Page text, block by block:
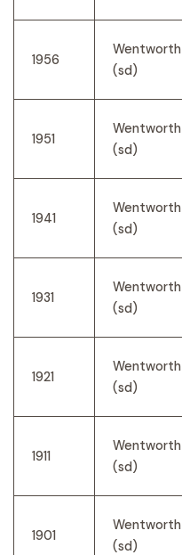
1956
Wentworth
(sd)
1951
Wentworth
(sd)
1941
Wentworth
(sd)
1931
Wentworth
(sd)
1921
Wentworth
(sd)
1911
Wentworth
(sd)
1901
Wentworth
(sd)